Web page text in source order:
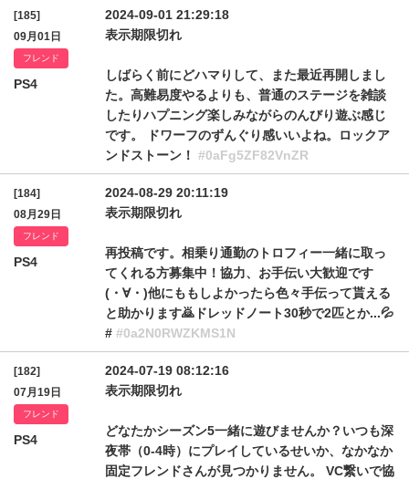
[185]
09月01日
フレンド
PS4
2024-09-01 21:29:18
表示期限切れ
しばらく前にどハマりして、また最近再開しまし
た。高難易度やるよりも、普通のステージを雑談
したりハプニング楽しみながらのんびり遊ぶ感じ
です。 ドワーフのずんぐり感いいよね。ロックア
ンドストーン！ #0aFg5ZF82VnZR
[184]
08月29日
フレンド
PS4
2024-08-29 20:11:19
表示期限切れ
再投稿です。相乗り通勤のトロフィー一緒に取っ
てくれる方募集中！協力、お手伝い大歓迎です
(⁠・⁠∀⁠・⁠)他にももしよかったら色々手伝って貰える
と助かります🙇ドレッドノート30秒で2匹とか...💦
# #0a2N0RWZKMS1N
[182]
07月19日
フレンド
PS4
2024-07-19 08:12:16
表示期限切れ
どなたかシーズン5一緒に遊びませんか？いつも深
夜帯（0-4時）にプレイしているせいか、なかなか
固定フレンドさんが見つかりません。 VC繋いで協